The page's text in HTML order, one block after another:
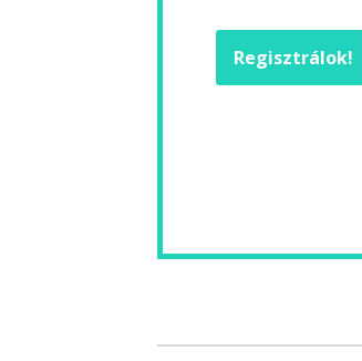
Regisztrálok!